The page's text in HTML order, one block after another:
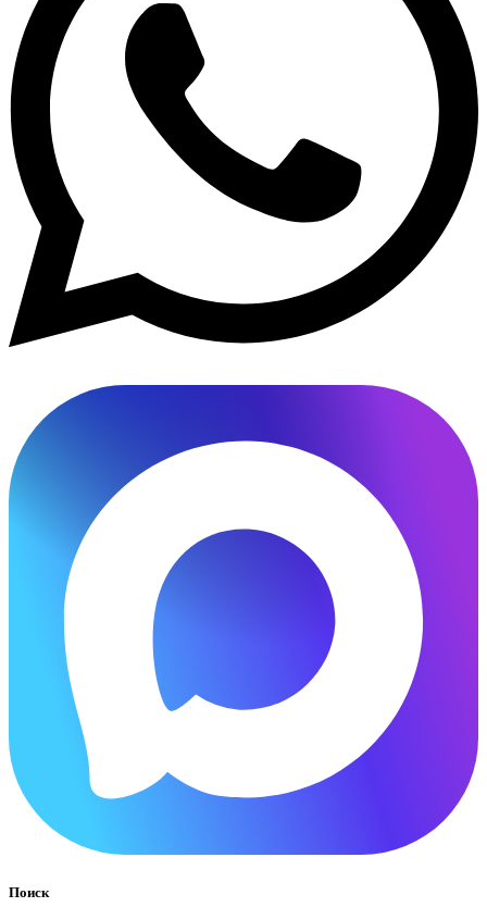
Поиск